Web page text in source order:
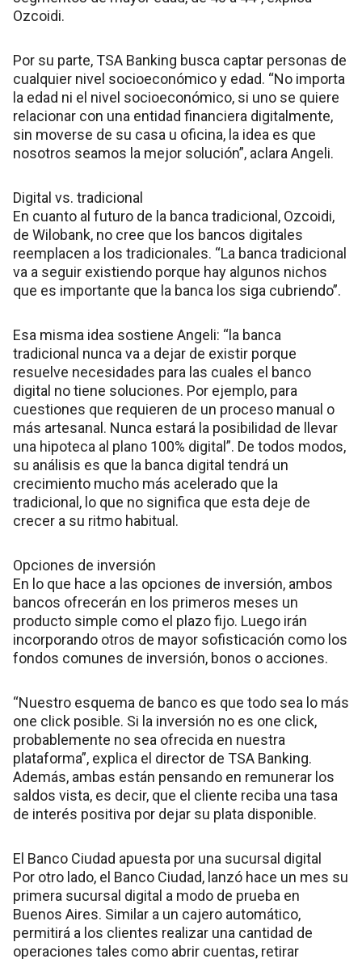
Ozcoidi.
Por su parte, TSA Banking busca captar personas de
cualquier nivel socioeconómico y edad. “No importa
la edad ni el nivel socioeconómico, si uno se quiere
relacionar con una entidad financiera digitalmente,
sin moverse de su casa u oficina, la idea es que
nosotros seamos la mejor solución”, aclara Angeli.
Digital vs. tradicional
En cuanto al futuro de la banca tradicional, Ozcoidi,
de Wilobank, no cree que los bancos digitales
reemplacen a los tradicionales. “La banca tradicional
va a seguir existiendo porque hay algunos nichos
que es importante que la banca los siga cubriendo”.
Esa misma idea sostiene Angeli: “la banca
tradicional nunca va a dejar de existir porque
resuelve necesidades para las cuales el banco
digital no tiene soluciones. Por ejemplo, para
cuestiones que requieren de un proceso manual o
más artesanal. Nunca estará la posibilidad de llevar
una hipoteca al plano 100% digital”. De todos modos,
su análisis es que la banca digital tendrá un
crecimiento mucho más acelerado que la
tradicional, lo que no significa que esta deje de
crecer a su ritmo habitual.
Opciones de inversión
En lo que hace a las opciones de inversión, ambos
bancos ofrecerán en los primeros meses un
producto simple como el plazo fijo. Luego irán
incorporando otros de mayor sofisticación como los
fondos comunes de inversión, bonos o acciones.
“Nuestro esquema de banco es que todo sea lo más
one click posible. Si la inversión no es one click,
probablemente no sea ofrecida en nuestra
plataforma”, explica el director de TSA Banking.
Además, ambas están pensando en remunerar los
saldos vista, es decir, que el cliente reciba una tasa
de interés positiva por dejar su plata disponible.
El Banco Ciudad apuesta por una sucursal digital
Por otro lado, el Banco Ciudad, lanzó hace un mes su
primera sucursal digital a modo de prueba en
Buenos Aires. Similar a un cajero automático,
permitirá a los clientes realizar una cantidad de
operaciones tales como abrir cuentas, retirar